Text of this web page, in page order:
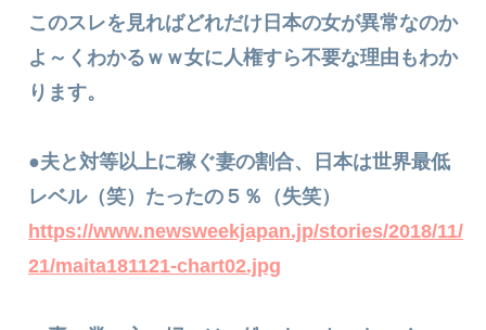
このスレを見ればどれだけ日本の女が異常なのか
よ～くわかるｗｗ女に人権すら不要な理由もわか
ります。
●夫と対等以上に稼ぐ妻の割合、日本は世界最低
レベル（笑）たったの５％（失笑）
https://www.newsweekjapan.jp/stories/2018/11/
21/maita181121-chart02.jpg